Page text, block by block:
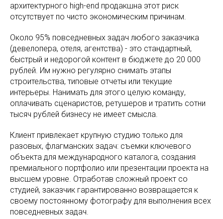
архитектурного high-end продакшна этот риск
отсутствует по чисто экономическим причинам.
Около 95% повседневных задач любого заказчика
(девелопера, отеля, агентства) - это стандартный,
быстрый и недорогой контент в бюджете до 20 000
рублей. Им нужно регулярно снимать этапы
строительства, типовые отчеты или текущие
интерьеры. Нанимать для этого целую команду,
оплачивать сценаристов, ретушеров и тратить сотни
тысяч рублей бизнесу не имеет смысла.
Клиент привлекает крупную студию только для
разовых, флагманских задач: съемки ключевого
объекта для международного каталога, создания
премиального портфолио или презентации проекта на
высшем уровне. Отработав сложный проект со
студией, заказчик гарантированно возвращается к
своему постоянному фотографу для выполнения всех
повседневных задач.